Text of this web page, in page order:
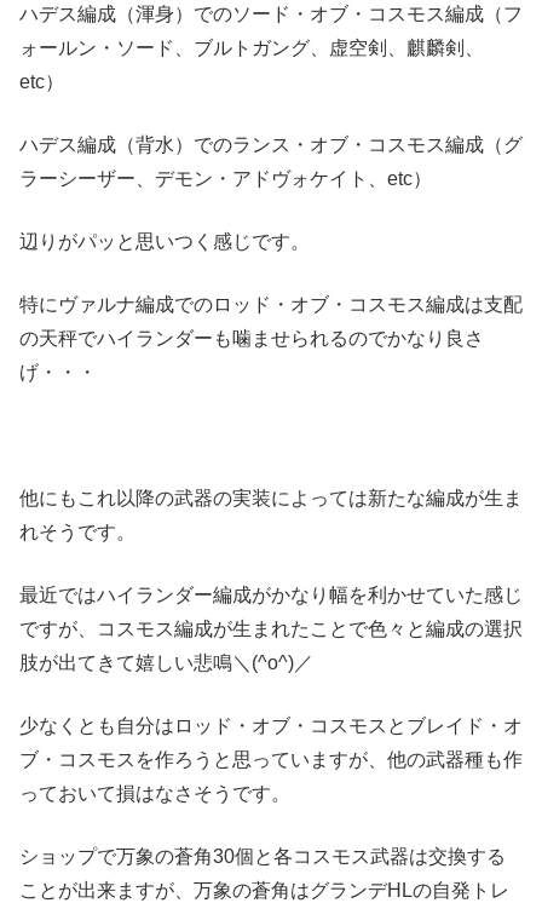
ハデス編成（渾身）でのソード・オブ・コスモス編成（フ
ォールン・ソード、ブルトガング、虚空剣、麒麟剣、
etc）
ハデス編成（背水）でのランス・オブ・コスモス編成（グ
ラーシーザー、デモン・アドヴォケイト、etc）
辺りがパッと思いつく感じです。
特にヴァルナ編成でのロッド・オブ・コスモス編成は支配
の天秤でハイランダーも噛ませられるのでかなり良さ
げ・・・
他にもこれ以降の武器の実装によっては新たな編成が生ま
れそうです。
最近ではハイランダー編成がかなり幅を利かせていた感じ
ですが、コスモス編成が生まれたことで色々と編成の選択
肢が出てきて嬉しい悲鳴＼(^o^)／
少なくとも自分はロッド・オブ・コスモスとブレイド・オ
ブ・コスモスを作ろうと思っていますが、他の武器種も作
っておいて損はなさそうです。
ショップで万象の蒼角30個と各コスモス武器は交換する
ことが出来ますが、万象の蒼角はグランデHLの自発トレ